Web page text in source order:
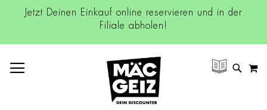
Jetzt Deinen Einkauf online reservieren und in der
Filiale abholen!
SUCHE